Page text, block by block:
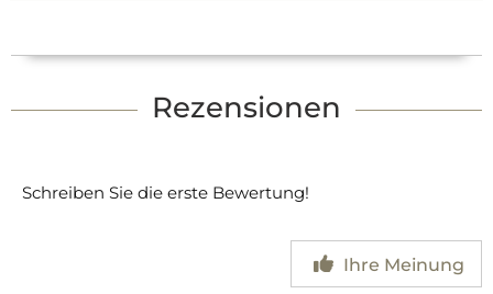
Rezensionen
Schreiben Sie die erste Bewertung!
Ihre Meinung